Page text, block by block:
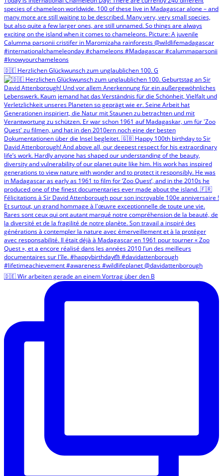
🇩🇪 Herzlichen Glückwunsch zum unglaublichen 100. G
🇩🇪 Wir arbeiten gerade an einem Vortrag über den B